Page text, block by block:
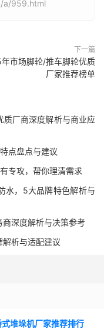
a/959.html
下一篇
市场脚轮/推车脚轮优质
厂家推荐榜单
厂商深度解析与商业应
点盘点与建议
专攻，帮你理清需求
水，5大品牌特色解析与
深度解析与决策参考
析与适配建议
堆垛机厂家推荐排行